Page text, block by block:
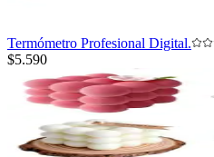
Termómetro Profesional Digital.
$5.590